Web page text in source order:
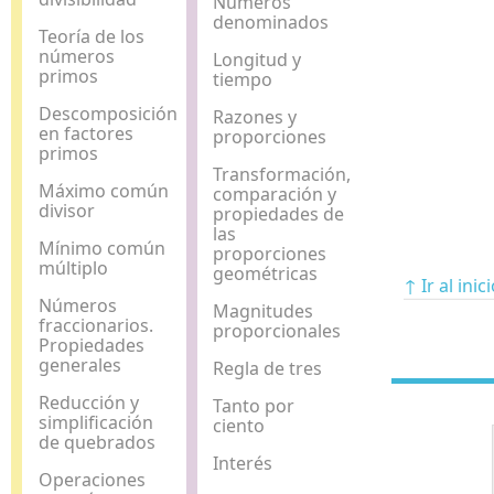
Teoría de los
números
primos
Descomposición
en factores
primos
Máximo común
divisor
Mínimo común
múltiplo
Números
fraccionarios.
Propiedades
generales
Reducción y
simplificación
de quebrados
Operaciones
denominados
Longitud y
tiempo
Razones y
proporciones
Transformación,
comparación y
propiedades de
las
proporciones
geométricas
Magnitudes
proporcionales
Regla de tres
Tanto por
ciento
Interés
↑ Ir al